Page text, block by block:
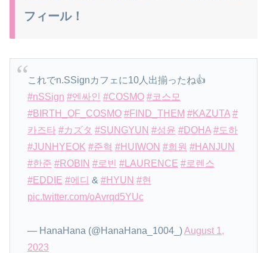
フィール！
これでn.SSignカフェに10人出揃ったね👍
#nSSign #엔싸인 #COSMO #코스모
#BIRTH_OF_COSMO #FIND_THEM #KAZUTA #
카즈타 #カズタ #SUNGYUN #성윤 #DOHA #도하
#JUNHYEOK #준혁 #HUIWON #희원 #HANJUN
#한준 #ROBIN #로빈 #LAURENCE #로렌스
#EDDIE #에디 & #HYUN #현
pic.twitter.com/oAvrqd5YUc
— HanaHana (@HanaHana_1004_)August 1,
2023